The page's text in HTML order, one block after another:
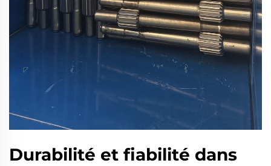
Durabilité et fiabilité dans